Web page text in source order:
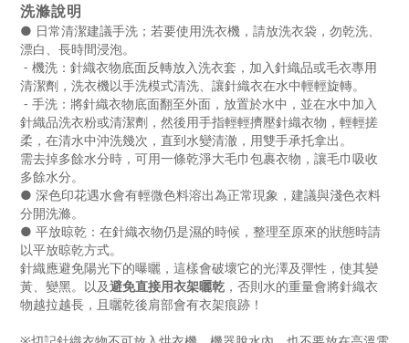
洗滌說明
● 日常清潔建議手洗；若要使用洗衣機，請放洗衣袋，勿乾洗、
漂白、長時間浸泡。
- 機洗： 針織衣物底面反轉放入洗衣套，加入針織品或毛衣專用
清潔劑，洗衣機以手洗模式清洗、讓針織衣在水中輕輕旋轉。
- 手洗： 將針織衣物底面翻至外面，放置於水中，並在水中加入
針織品洗衣粉或清潔劑，然後用手指輕輕擠壓針織衣物，輕輕搓
柔，在清水中沖洗幾次，直到水變清澈，用雙手承托拿出。
需去掉多餘水分時，可用一條乾淨大毛巾包裹衣物，讓毛巾吸收
多餘水分。
● 深色印花遇水會有輕微色料溶出為正常現象，建議與淺色衣料
分開洗滌。
● 平放晾乾： 在針織衣物仍是濕的時候，整理至原來的狀態時請
以平放晾乾方式。
針織應避免陽光下的曝曬，這樣會破壞它的光澤及彈性，使其變
黃、變黑。以及避免直接用衣架曬乾 ，否則水的重量會將針織衣
物越拉越長，且曬乾後肩部會有衣架痕跡！